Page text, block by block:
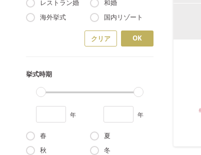
レストラン婚
和婚
海外挙式
国内リゾート
クリア OK
挙式時期
年 年
春
夏
秋
冬